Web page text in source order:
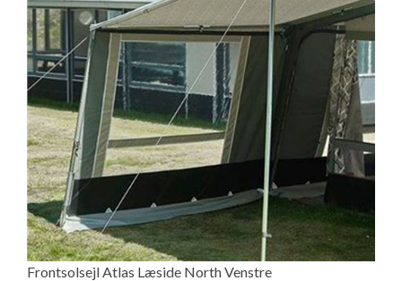
Frontsolsejl Atlas Læside North Venstre